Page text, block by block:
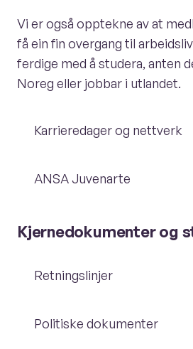
Vi er også opptekne av at
få ein fin overgang til
ferdige med å studera, anten
Noreg eller jobbar i utlandet.
Karrieredager og nettverk
ANSA Juvenarte
Kjernedokumenter og
Retningslinjer
Politiske dokumenter